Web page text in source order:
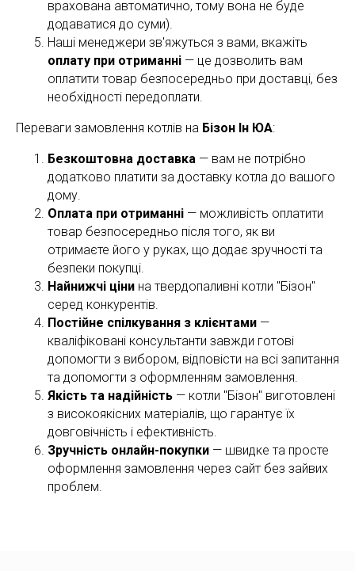
врахована автоматично, тому вона не буде
додаватися до суми).
Наші менеджери зв'яжуться з вами, вкажіть
оплату при отриманні — це дозволить вам
оплатити товар безпосередньо при доставці, без
необхідності передоплати.
Переваги замовлення котлів на Бізон Ін ЮА:
Безкоштовна доставка — вам не потрібно
додатково платити за доставку котла до вашого
дому.
Оплата при отриманні — можливість оплатити
товар безпосередньо після того, як ви
отримаєте його у руках, що додає зручності та
безпеки покупці.
Найнижчі ціни на твердопаливні котли "Бізон"
серед конкурентів.
Постійне спілкування з клієнтами —
кваліфіковані консультанти завжди готові
допомогти з вибором, відповісти на всі запитання
та допомогти з оформленням замовлення.
Якість та надійність — котли "Бізон" виготовлені
з високоякісних матеріалів, що гарантує їх
довговічність і ефективність.
Зручність онлайн-покупки — швидке та просте
оформлення замовлення через сайт без зайвих
проблем.